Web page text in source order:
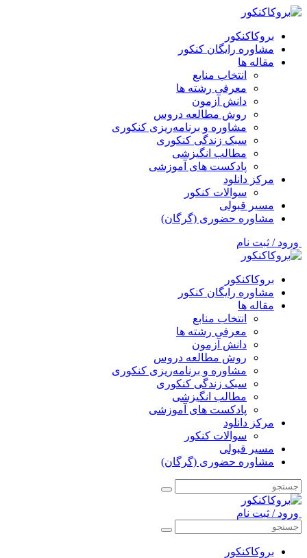
بروکاکنکور
مشاوره رایگان کنکور
مقاله ها
انتخاب منابع
معرفی رشته ها
دانش آزمون
روش مطالعه دروس
مشاوره و برنامه‌ریزی کنکوری
سبک زندگی کنکوری
مطالب انگیزشی
پادکست های آموزشی
مرکز دانلود
سوالات کنکور
مسیر قبولی
مشاوره حضوری (گرگان)
ورود / ثبت نام
بروکاکنکور
مشاوره رایگان کنکور
مقاله ها
انتخاب منابع
معرفی رشته ها
دانش آزمون
روش مطالعه دروس
مشاوره و برنامه‌ریزی کنکوری
سبک زندگی کنکوری
مطالب انگیزشی
پادکست های آموزشی
مرکز دانلود
سوالات کنکور
مسیر قبولی
مشاوره حضوری (گرگان)
ورود / ثبت نام
بروکاکنکور